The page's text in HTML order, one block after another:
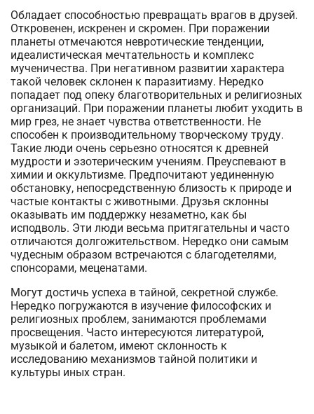
Обладает способностью превращать врагов в друзей.
Откровенен, искренен и скромен. При поражении
планеты отмечаются невротические тенденции,
идеалистическая мечтательность и комплекс
мученичества. При негативном развитии характера
такой человек склонен к паразитизму. Нередко
попадает под опеку благотворительных и религиозных
организаций. При поражении планеты любит уходить в
мир грез, не знает чувства ответственности. Не
способен к производительному творческому труду.
Такие люди очень серьезно относятся к древней
мудрости и эзотерическим учениям. Преуспевают в
химии и оккультизме. Предпочитают уединенную
обстановку, непосредственную близость к природе и
частые контакты с животными. Друзья склонны
оказывать им поддержку незаметно, как бы
исподволь. Эти люди весьма притягательны и часто
отличаются долгожительством. Нередко они самым
чудесным образом встречаются с благодетелями,
спонсорами, меценатами.
Могут достичь успеха в тайной, секретной службе.
Нередко погружаются в изучение философских и
религиозных проблем, занимаются проблемами
просвещения. Часто интересуются литературой,
музыкой и балетом, имеют склонность к
исследованию механизмов тайной политики и
культуры иных стран.